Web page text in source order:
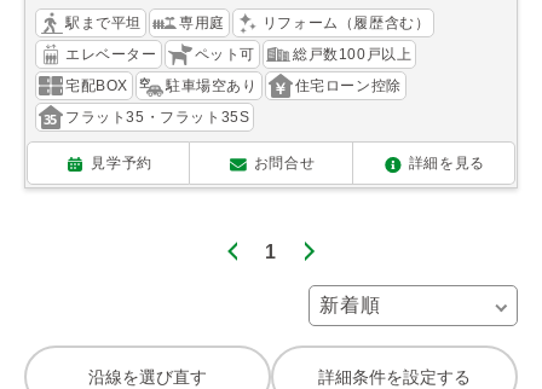
駅まで平坦 専用庭
リフォーム（履歴含む）
エレベーター
ペット可
総戸数100戸以上
宅配BOX
駐車場空あり
住宅ローン控除
フラット35・フラット35S
見学予約 お問合せ 詳細を見る
1
沿線を選び直す 詳細条件を設定する